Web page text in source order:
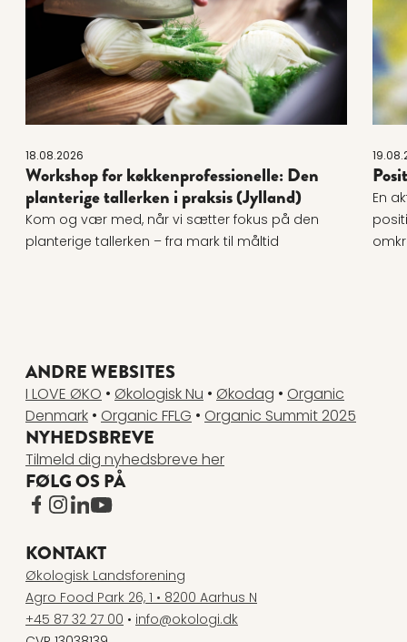
18.08.2026
Workshop for køkkenprofessionelle: Den
planterige tallerken i praksis (Jylland)
Kom og vær med, når vi sætter fokus på den
planterige tallerken – fra mark til måltid
En
ANDRE WEBSITES
I LOVE ØKO • Økologisk Nu • Økodag • Organic
Denmark • Organic FFLG • Organic Summit 2025
NYHEDSBREVE
Tilmeld dig nyhedsbreve her
FØLG OS PÅ
www.facebook.com
www.instagram.com
www.linkedin.com
www.youtube.com
KONTAKT
Økologisk Landsforening
Agro Food Park 26, 1 • 8200 Aarhus N
+45 87 32 27 00 • info@okologi.dk